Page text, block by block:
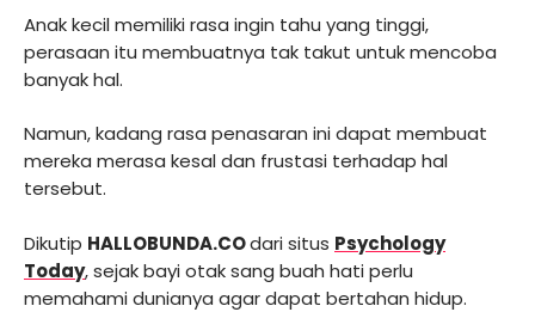
Anak kecil memiliki rasa ingin tahu yang tinggi,
perasaan itu membuatnya tak takut untuk mencoba
banyak hal.
Namun, kadang rasa penasaran ini dapat membuat
mereka merasa kesal dan frustasi terhadap hal
tersebut.
Dikutip HALLOBUNDA.COdari situs Psychology
Today, sejak bayi otak sang buah hati perlu
memahami dunianya agar dapat bertahan hidup.